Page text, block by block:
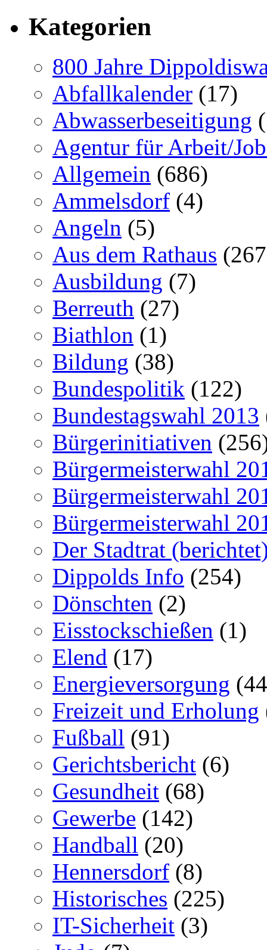
Kategorien
800 Jahre
Abfallkalender (17)
Abwasserbeseitigung
Agentur für Arbeit/
Allgemein (686)
Ammelsdorf (4)
Angeln (5)
Aus dem Rathaus
Ausbildung (7)
Berreuth (27)
Biathlon (1)
Bildung (38)
Bundespolitik (122)
Bundestagswahl 2013
Bürgerinitiativen
Bürgermeisterwahl
Bürgermeisterwahl
Bürgermeisterwahl
Der Stadtrat
Dippolds Info (254)
Dönschten (2)
Eisstockschießen (1)
Elend (17)
Energieversorgung
Freizeit und Erholung
Fußball (91)
Gerichtsbericht (6)
Gesundheit (68)
Gewerbe (142)
Handball (20)
Hennersdorf (8)
Historisches (225)
IT-Sicherheit (3)